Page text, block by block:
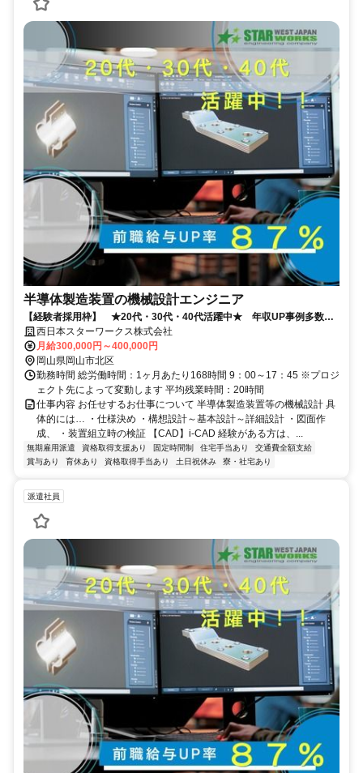
半導体製造装置の機械設計エンジニア
【経験者採用枠】 ★20代・30代・40代活躍中★ 年収UP事例多数！
◎岡山U・Iターン補助充実◎
西日本スターワークス株式会社
月給300,000円～400,000円
岡山県岡山市北区
勤務時間 総労働時間：1ヶ月あたり168時間 9：00～17：45 ※プロジ
ェクト先によって変動します 平均残業時間：20時間
仕事内容 お任せするお仕事について 半導体製造装置等の機械設計 具
体的には… ・仕様決め ・構想設計～基本設計～詳細設計 ・図面作
成、 ・装置組立時の検証 【CAD】i-CAD 経験がある方は、...
無期雇用派遣 資格取得支援あり 固定時間制 住宅手当あり
交通費全額支給
賞与あり
育休あり 資格取得手当あり 土日祝休み 寮・社宅あり
派遣社員